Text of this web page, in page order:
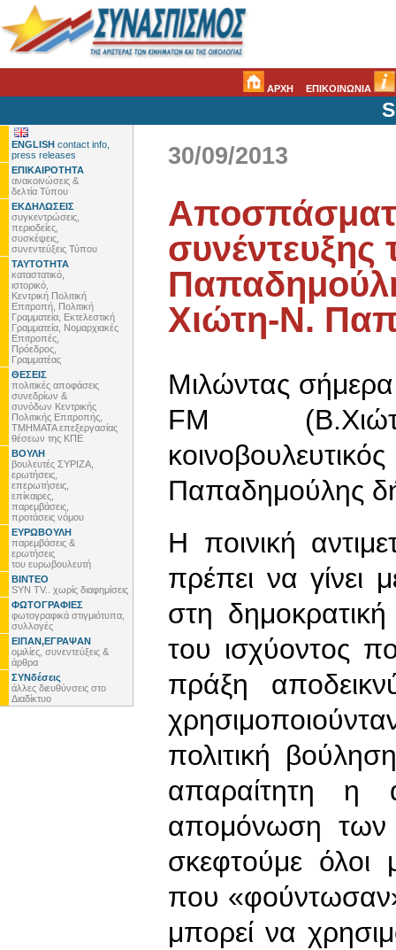
ΑΡΧΗ ΕΠΙΚΟΙΝΩΝΙΑ
ENGLISH contact info,
press releases
ΕΠΙΚΑΙΡΟΤΗΤΑ
ανακοινώσεις &
δελτία Τύπου
ΕΚΔΗΛΩΣΕΙΣ
συγκεντρώσεις,
περιοδείες,
συσκέψεις,
συνεντεύξεις Τύπου
ΤΑΥΤΟΤΗΤΑ
καταστατικό,
ιστορικό,
Κεντρική Πολιτική
Επιτροπή, Πολιτική
Γραμματεία, Εκτελεστική
Γραμματεία, Νομαρχιακές
Επιτροπές,
Πρόεδρος,
Γραμματέας
ΘΕΣΕΙΣ
πολιτικές αποφάσεις
συνεδρίων &
συνόδων Κεντρικής
Πολιτικής Επιτροπής,
ΤΜΗΜΑΤΑ επεξεργασίας
θέσεων της ΚΠΕ
ΒΟΥΛΗ
βουλευτές ΣΥΡΙΖΑ,
ερωτήσεις,
επερωτήσεις,
επίκαιρες,
παρεμβάσεις,
προτάσεις νόμου
ΕΥΡΩΒΟΥΛΗ
παρεμβάσεις &
ερωτήσεις
του ευρωβουλευτή
ΒΙΝΤΕΟ
SYN TV.. χωρίς διαφημίσεις
ΦΩΤΟΓΡΑΦΙΕΣ
φωτογραφικά στιγμιότυπα,
συλλογές
ΕΙΠΑΝ,ΕΓΡΑΨΑΝ
ομιλίες, συνεντεύξεις &
άρθρα
ΣΥΝδέσεις
άλλες διευθύνσεις στο
Διαδίκτυο
30/09/2013
συνέντευξης
Χιώτη-Ν.
Μιλώντας
FM
Παπαδημούλης
Η ποινική
πρέπει να
στη
του ισχύοντος
πράξη
πολιτική
απαραίτητη η
απομόνωση των
σκεφτούμε όλοι
που
μπορεί να